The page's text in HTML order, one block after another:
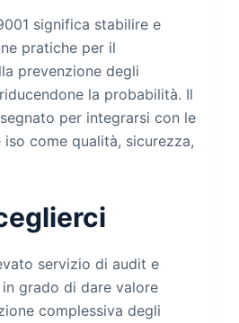
significa stabilire e
pratiche per il
prevenzione degli
la probabilità. Il
per integrarsi con le
come qualità, sicurezza,
servizio di audit e
grado di dare valore
complessiva degli